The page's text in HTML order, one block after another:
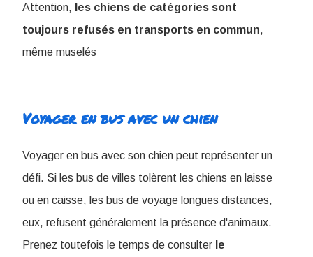
Attention, les chiens de catégories sont
toujours refusés en transports en commun,
même muselés
Voyager en bus avec un chien
Voyager en bus avec son chien peut représenter un
défi. Si les bus de villes tolèrent les chiens en laisse
ou en caisse, les bus de voyage longues distances,
eux, refusent généralement la présence d'animaux.
Prenez toutefois le temps de consulter le